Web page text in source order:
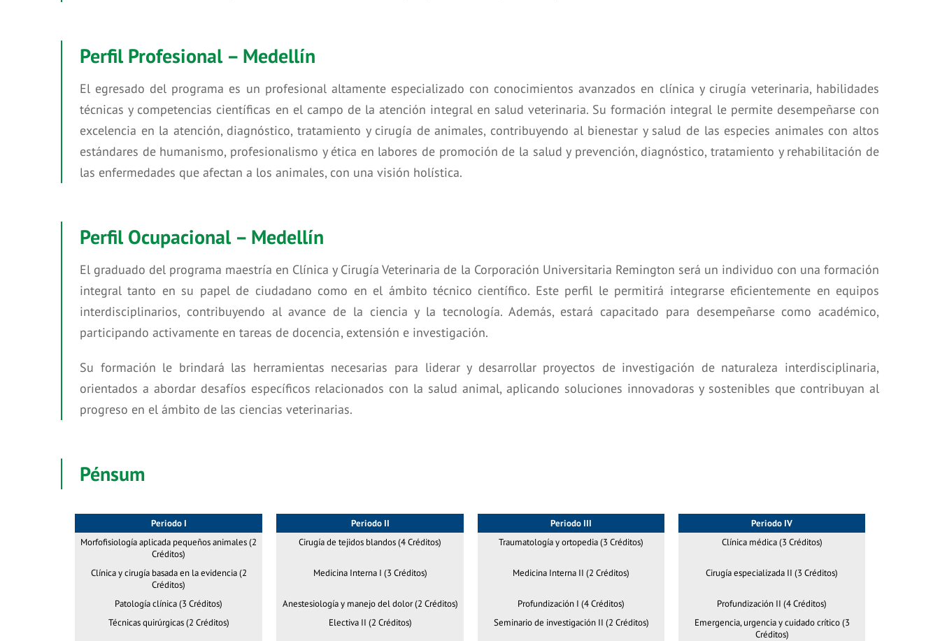
Perfil Profesional – Medellín
El egresado del programa es un profesional altamente especializado con conocimientos avanzados en clínica y cirugía veterinaria, habilidades
técnicas y competencias científicas en el campo de la atención integral en salud veterinaria. Su formación integral le permite desempeñarse con
excelencia en la atención, diagnóstico, tratamiento y cirugía de animales, contribuyendo al bienestar y salud de las especies animales con altos
estándares de humanismo, profesionalismo y ética en labores de promoción de la salud y prevención, diagnóstico, tratamiento y rehabilitación de
las enfermedades que afectan a los animales, con una visión holística.
Perfil Ocupacional – Medellín
El graduado del programa maestría en Clínica y Cirugía Veterinaria de la Corporación Universitaria Remington será un individuo con una formación
integral tanto en su papel de ciudadano como en el ámbito técnico científico. Este perfil le permitirá integrarse eficientemente en equipos
interdisciplinarios, contribuyendo al avance de la ciencia y la tecnología. Además, estará capacitado para desempeñarse como académico,
participando activamente en tareas de docencia, extensión e investigación.
Su formación le brindará las herramientas necesarias para liderar y desarrollar proyectos de investigación de naturaleza interdisciplinaria,
orientados a abordar desafíos específicos relacionados con la salud animal, aplicando soluciones innovadoras y sostenibles que contribuyan al
progreso en el ámbito de las ciencias veterinarias.
Pénsum
Periodo I Periodo II Periodo III
Periodo IV
Morfofisiología aplicada pequeños animales (2
Créditos)
Cirugía de tejidos blandos (4 Créditos) Traumatología y ortopedia (3 Créditos) Clínica médica (3 Créditos)
Clínica y cirugía basada en la evidencia (2
Créditos)
Medicina Interna I (3 Créditos) Medicina Interna II (2 Créditos) Cirugía especializada II (3 Créditos)
Patología clínica (3 Créditos) Anestesiología y manejo del dolor (2 Créditos) Profundización I (4 Créditos)
Profundización II (4 Créditos)
Técnicas quirúrgicas (2 Créditos)
Electiva II (2 Créditos) Seminario de investigación II (2 Créditos)
Emergencia, urgencia y cuidado crítico (3
Créditos)